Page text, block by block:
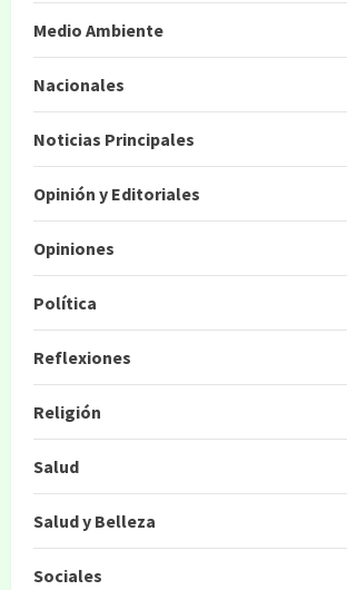
Medio Ambiente
Nacionales
Noticias Principales
Opinión y Editoriales
Opiniones
Política
Reflexiones
Religión
Salud
Salud y Belleza
Sociales